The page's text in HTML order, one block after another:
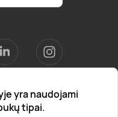
yra naudojami
tipai.